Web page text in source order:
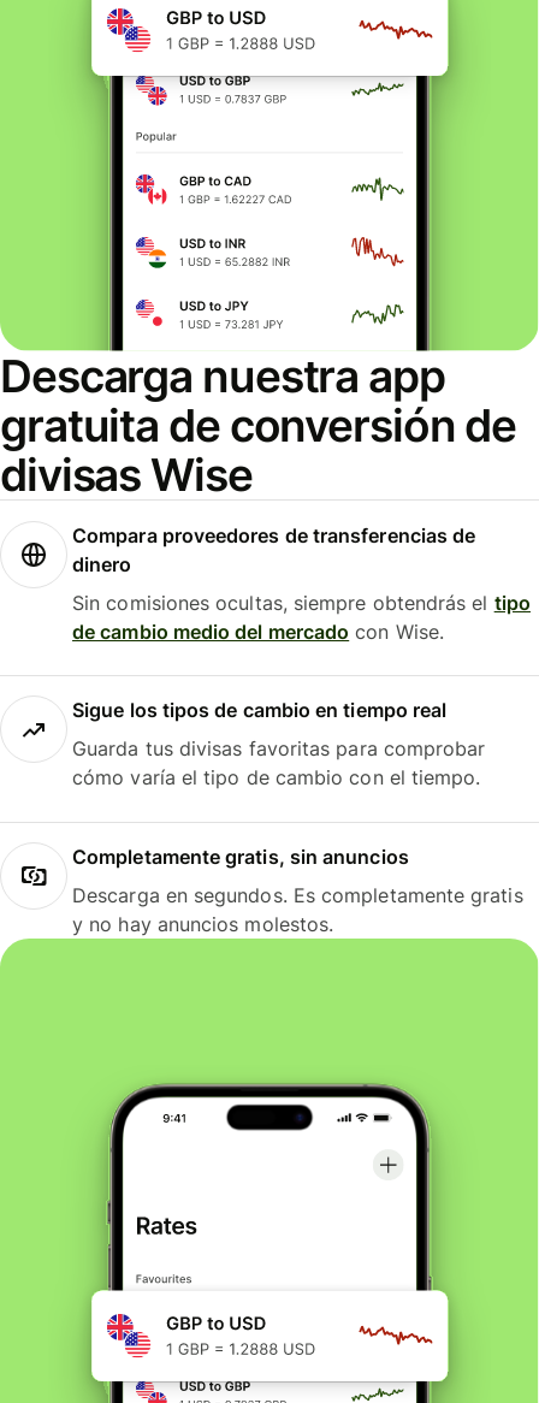
Descarga nuestra app
gratuita de conversión de
divisas Wise
Compara proveedores de transferencias de
dinero
Sin comisiones ocultas, siempre obtendrás el tipo
de cambio medio del mercado con Wise.
Sigue los tipos de cambio en tiempo real
Guarda tus divisas favoritas para comprobar
cómo varía el tipo de cambio con el tiempo.
Completamente gratis, sin anuncios
Descarga en segundos. Es completamente gratis
y no hay anuncios molestos.